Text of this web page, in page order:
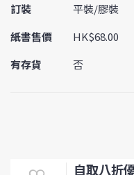
訂裝
平裝/膠裝
紙書售價
HK$68.00
有存貨
否
自取八折